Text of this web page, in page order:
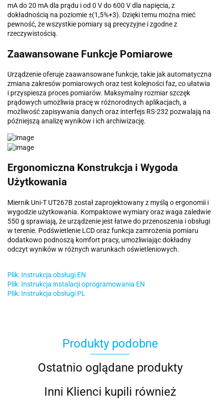
mA do 20 mA dla prądu i od 0 V do 600 V dla napięcia, z
dokładnością na poziomie ±(1,5%+3). Dzięki temu można mieć
pewność, że wszystkie pomiary są precyzyjne i zgodne z
rzeczywistością.
Zaawansowane Funkcje Pomiarowe
Urządzenie oferuje zaawansowane funkcje, takie jak automatyczna
zmiana zakresów pomiarowych oraz test kolejności faz, co ułatwia
i przyspiesza proces pomiarów. Maksymalny rozmiar szczęk
prądowych umożliwia pracę w różnorodnych aplikacjach, a
możliwość zapisywania danych oraz interfejs RS-232 pozwalają na
późniejszą analizę wyników i ich archiwizację.
Ergonomiczna Konstrukcja i Wygoda
Użytkowania
Miernik Uni-T UT267B został zaprojektowany z myślą o ergonomii i
wygodzie użytkowania. Kompaktowe wymiary oraz waga zaledwie
550 g sprawiają, że urządzenie jest łatwe do przenoszenia i obsługi
w terenie. Podświetlenie LCD oraz funkcja zamrożenia pomiaru
dodatkowo podnoszą komfort pracy, umożliwiając dokładny
odczyt wyników w różnych warunkach oświetleniowych.
Plik: Instrukcja obsługi EN
Plik: Instrukcja instalacji oprogramowania EN
Plik: Instrukcja obsługi PL
Produkty podobne
Ostatnio oglądane produkty
Inni Klienci kupili również